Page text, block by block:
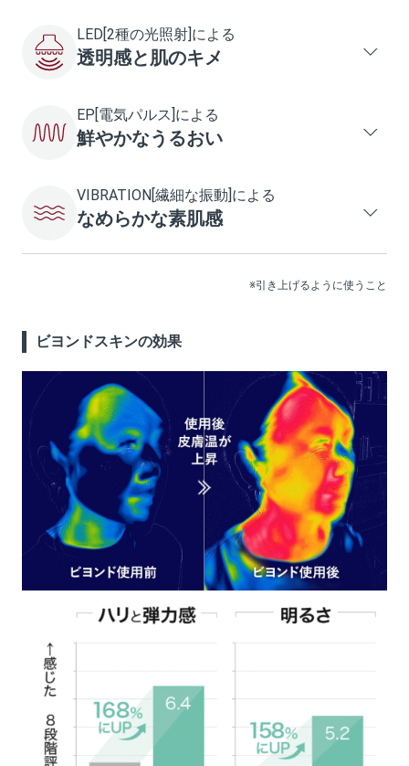
LED[2種の光照射]による
透明感と肌のキメ
EP[電気パルス]による
鮮やかなうるおい
VIBRATION[繊細な振動]による
なめらかな素肌感
※引き上げるように使うこと
ビヨンドスキンの効果